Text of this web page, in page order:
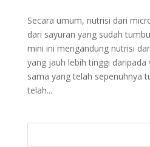
Secara umum, nutrisi dari
dari sayuran yang sudah
mini ini mengandung nutrisi
yang jauh lebih tinggi
sama yang telah sepenuhnya
telah...